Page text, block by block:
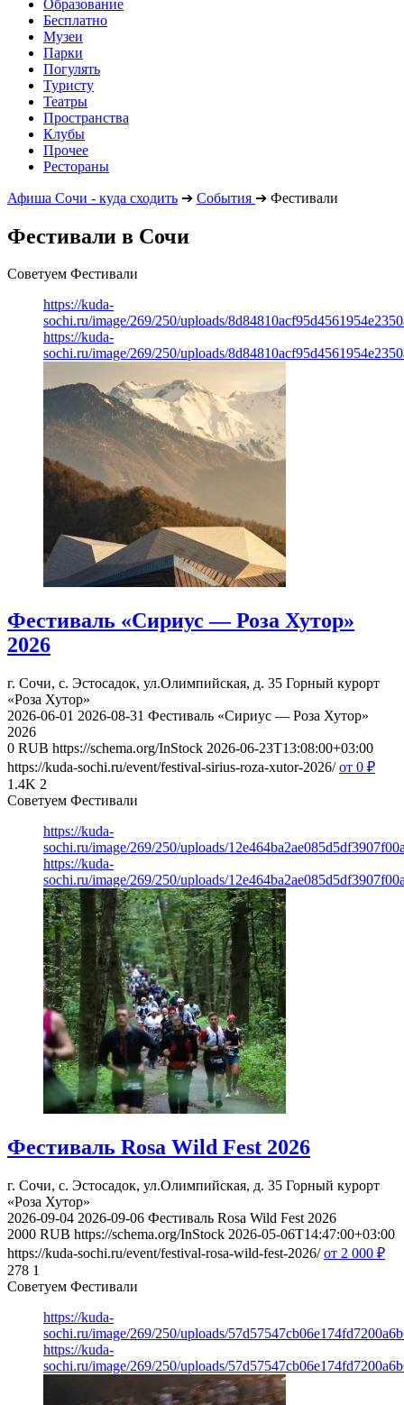
Образование
Бесплатно
Музеи
Парки
Погулять
Туристу
Театры
Пространства
Клубы
Прочее
Рестораны
Афиша Сочи - куда сходить ➔ События ➔ Фестивали
Фестивали в Сочи
Советуем Фестивали
https://kuda-
sochi.ru/image/269/250/uploads/
https://kuda-
sochi.ru/image/269/250/uploads/
Фестиваль «Сириус — Роза Хутор»
2026
г. Сочи, с. Эстосадок, ул.Олимпийская, д. 35 Горный курорт
«Роза Хутор»
2026-06-01 2026-08-31 Фестиваль «Сириус — Роза Хутор»
2026
0 RUB https://schema.org/InStock 2026-06-23T13:08:00+03:00
https://kuda-sochi.ru/event/festival-sirius-roza-xutor-2026/ от 0 ₽
1.4K 2
Советуем Фестивали
https://kuda-
sochi.ru/image/269/250/uploads/
https://kuda-
sochi.ru/image/269/250/uploads/
Фестиваль Rosa Wild Fest 2026
г. Сочи, с. Эстосадок, ул.Олимпийская, д. 35 Горный курорт
«Роза Хутор»
2026-09-04 2026-09-06 Фестиваль Rosa Wild Fest 2026
2000 RUB https://schema.org/InStock 2026-05-06T14:47:00+03:00
https://kuda-sochi.ru/event/festival-rosa-wild-fest-2026/ от 2 000 ₽
278 1
Советуем Фестивали
https://kuda-
sochi.ru/image/269/250/uploads/
https://kuda-
sochi.ru/image/269/250/uploads/